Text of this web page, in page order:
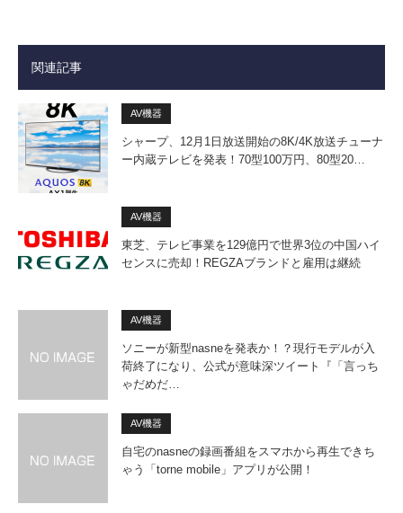
関連記事
AV機器
シャープ、12月1日放送開始の8K/4K放送チューナ
ー内蔵テレビを発表！70型100万円、80型20…
AV機器
東芝、テレビ事業を129億円で世界3位の中国ハイ
センスに売却！REGZAブランドと雇用は継続
AV機器
ソニーが新型nasneを発表か！？現行モデルが入
荷終了になり、公式が意味深ツイート『「言っち
ゃだめだ…
AV機器
自宅のnasneの録画番組をスマホから再生できち
ゃう「torne mobile」アプリが公開！